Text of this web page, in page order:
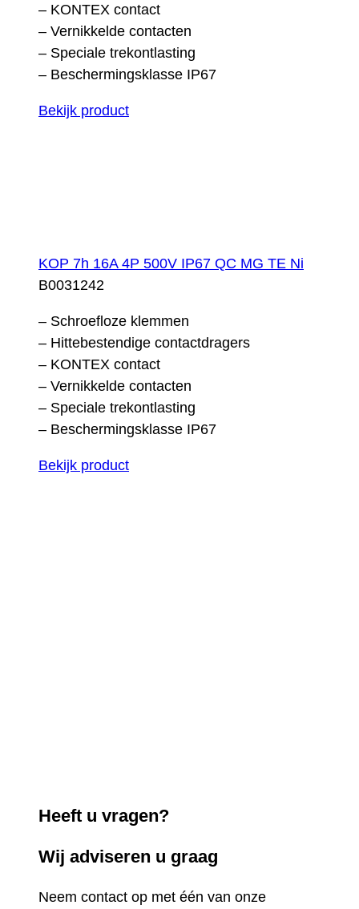
– KONTEX contact
– Vernikkelde contacten
– Speciale trekontlasting
– Beschermingsklasse IP67
Bekijk product
KOP 7h 16A 4P 500V IP67 QC MG TE Ni
B0031242
– Schroefloze klemmen
– Hittebestendige contactdragers
– KONTEX contact
– Vernikkelde contacten
– Speciale trekontlasting
– Beschermingsklasse IP67
Bekijk product
Heeft u vragen?
Wij adviseren u graag
Neem contact op met één van onze